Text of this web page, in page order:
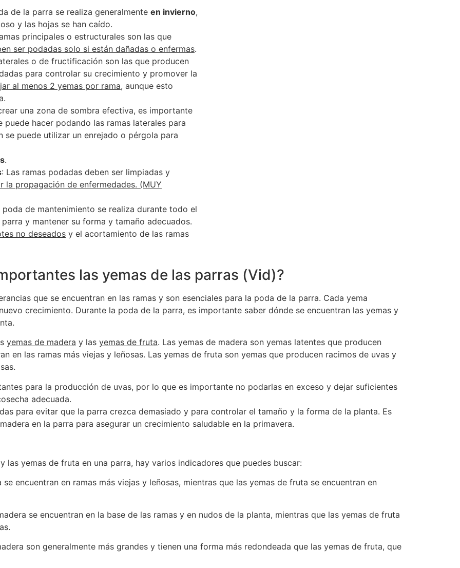
de la parra se realiza generalmente en invierno,
y las hojas se han caído.
principales o estructurales son las que
ser podadas solo si están dañadas o enfermas.
o de fructificación son las que producen
para controlar su crecimiento y promover la
al menos 2 yemas por rama, aunque esto
una zona de sombra efectiva, es importante
hacer podando las ramas laterales para
se puede utilizar un enrejado o pérgola para
.
: Las ramas podadas deben ser limpiadas y
la propagación de enfermedades. (MUY
poda de mantenimiento se realiza durante todo el
y mantener su forma y tamaño adecuados.
no deseados y el acortamiento de las ramas
las yemas de las parras (Vid)?
que se encuentran en las ramas y son esenciales para la poda de la parra. Cada yema
crecimiento. Durante la poda de la parra, es importante saber dónde se encuentran las yemas y
yemas de madera y las yemas de fruta. Las yemas de madera son yemas latentes que producen
en las ramas más viejas y leñosas. Las yemas de fruta son yemas que producen racimos de uvas y
para la producción de uvas, por lo que es importante no podarlas en exceso y dejar suficientes
adecuada.
para evitar que la parra crezca demasiado y para controlar el tamaño y la forma de la planta. Es
en la parra para asegurar un crecimiento saludable en la primavera.
las yemas de fruta en una parra, hay varios indicadores que puedes buscar:
se encuentran en ramas más viejas y leñosas, mientras que las yemas de fruta se encuentran en
se encuentran en la base de las ramas y en nudos de la planta, mientras que las yemas de fruta
son generalmente más grandes y tienen una forma más redondeada que las yemas de fruta, que